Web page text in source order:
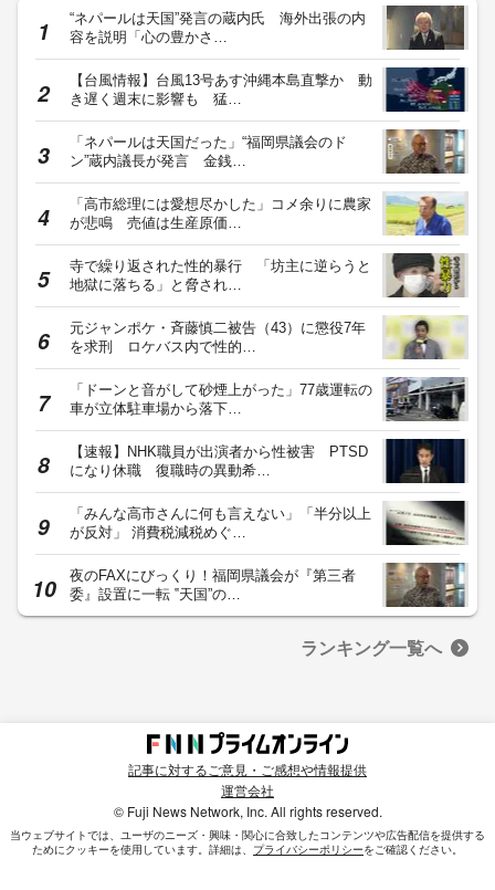
“ネパールは天国”発言の蔵内氏 海外出張の内
容を説明「心の豊かさ…
【台風情報】台風13号あす沖縄本島直撃か 動
き遅く週末に影響も 猛…
「ネパールは天国だった」“福岡県議会のド
ン”蔵内議長が発言 金銭…
「高市総理には愛想尽かした」コメ余りに農家
が悲鳴 売値は生産原価…
寺で繰り返された性的暴行 「坊主に逆らうと
地獄に落ちる」と脅され…
元ジャンポケ・斉藤慎二被告（43）に懲役7年
を求刑 ロケバス内で性的…
「ドーンと音がして砂煙上がった」77歳運転の
車が立体駐車場から落下…
【速報】NHK職員が出演者から性被害 PTSD
になり休職 復職時の異動希…
「みんな高市さんに何も言えない」「半分以上
が反対」 消費税減税めぐ…
夜のFAXにびっくり！福岡県議会が『第三者
委』設置に一転 ‟天国”の…
ランキング一覧へ
記事に対するご意見・ご感想や情報提供
運営会社
© Fuji News Network, Inc. All rights reserved.
当ウェブサイトでは、ユーザのニーズ・興味・関⼼に合致したコンテンツや広告配信を提供する
ためにクッキーを使⽤しています。詳細は、 プライバシーポリシーをご確認ください。